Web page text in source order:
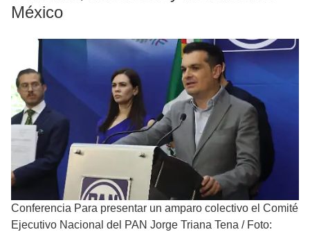
México
Conferencia Para presentar un amparo colectivo el Comité
Ejecutivo Nacional del PAN Jorge Triana Tena / Foto: